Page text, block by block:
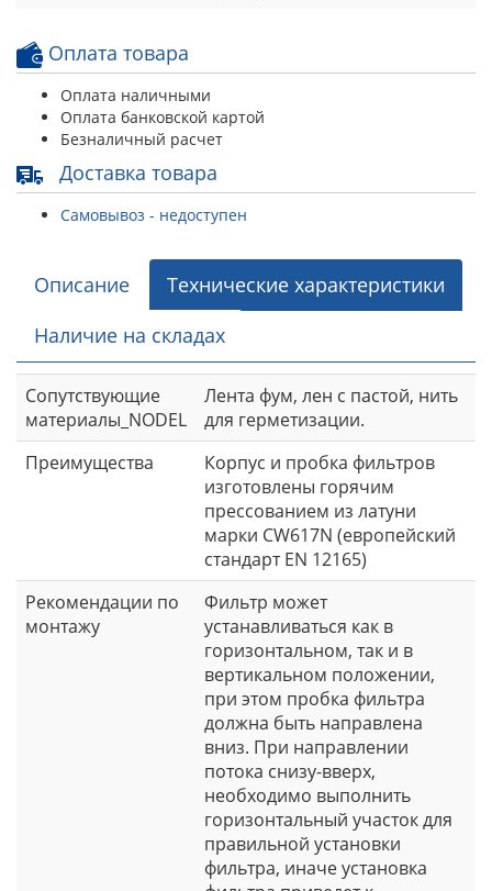
Оплата товара
Оплата наличными
Оплата банковской картой
Безналичный расчет
Доставка товара
Самовывоз - недоступен
Описание
Технические характеристики
Наличие на складах
Сопутствующие
материалы_NODEL
Лента фум, лен с пастой, нить
для герметизации.
Преимущества
Корпус и пробка фильтров
изготовлены горячим
прессованием из латуни
марки CW617N (европейский
стандарт EN 12165)
Рекомендации по
монтажу
Фильтр может
устанавливаться как в
горизонтальном, так и в
вертикальном положении,
при этом пробка фильтра
должна быть направлена
вниз. При направлении
потока снизу-вверх,
необходимо выполнить
горизонтальный участок для
правильной установки
фильтра, иначе установка